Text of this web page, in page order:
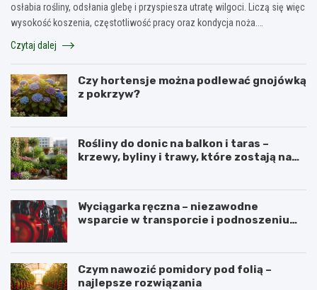
osłabia rośliny, odsłania glebę i przyspiesza utratę wilgoci. Liczą się więc
wysokość koszenia, częstotliwość pracy oraz kondycja noża.…
Czytaj dalej
Czy hortensje można podlewać gnojówką
z pokrzyw?
Rośliny do donic na balkon i taras –
krzewy, byliny i trawy, które zostają na
Wyciągarka ręczna – niezawodne
wsparcie w transporcie i podnoszeniu
Czym nawozić pomidory pod folią –
najlepsze rozwiązania